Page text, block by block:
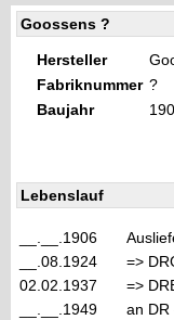
Goossens ?
Hersteller
Fabriknummer ?
Baujahr
Lebenslauf
__.__.1906
__.08.1924
=>
02.02.1937
=>
__.__.1949
an DR